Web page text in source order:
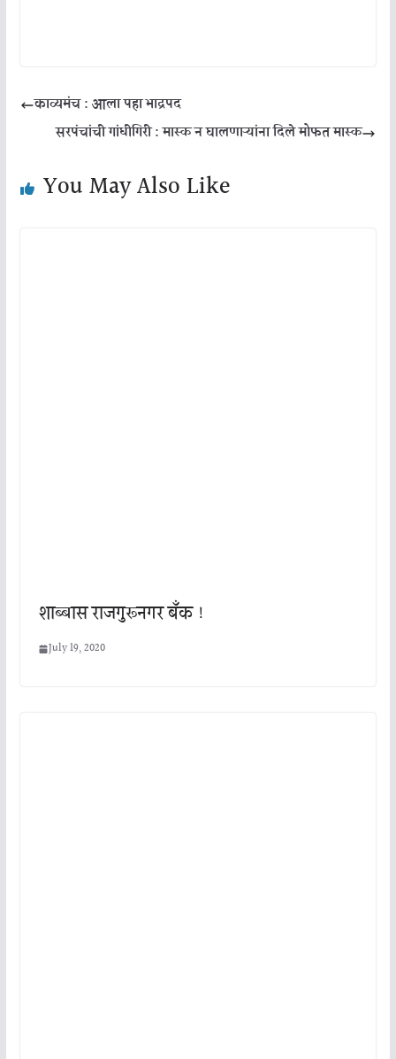
काव्यमंच : आला पहा भाद्रपद
सरपंचांची गांधीगिरी : मास्क न घालणाऱ्यांना दिले मोफत मास्क
You May Also Like
शाब्बास राजगुरूनगर बँक !
July 19, 2020